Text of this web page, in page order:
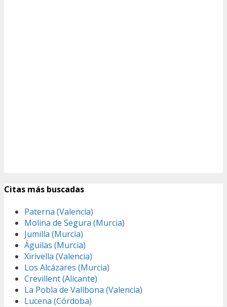
Citas más buscadas
Paterna (Valencia)
Molina de Segura (Murcia)
Jumilla (Murcia)
Águilas (Murcia)
Xirivella (Valencia)
Los Alcázares (Murcia)
Crevillent (Alicante)
La Pobla de Vallbona (Valencia)
Lucena (Córdoba)